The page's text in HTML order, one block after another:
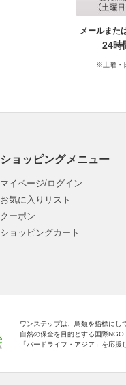
メールまた
24時
※土曜・
ショッピングメニュー
マイページ/ログイン
お気に入りリスト
クーポン
ショッピングカート
ワンステップは、鳥類を指標にし
自然の保全を目的とする国際NGO
「バードライフ・アジア」を応援